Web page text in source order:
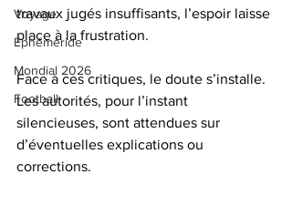
Voyage
Éphéméride
Mondial 2026
Football
travaux jugés insuffisants, l’espoir laisse
place à la frustration.
Face à ces critiques, le doute s’installe.
Les autorités, pour l’instant
silencieuses, sont attendues sur
d’éventuelles explications ou
corrections.